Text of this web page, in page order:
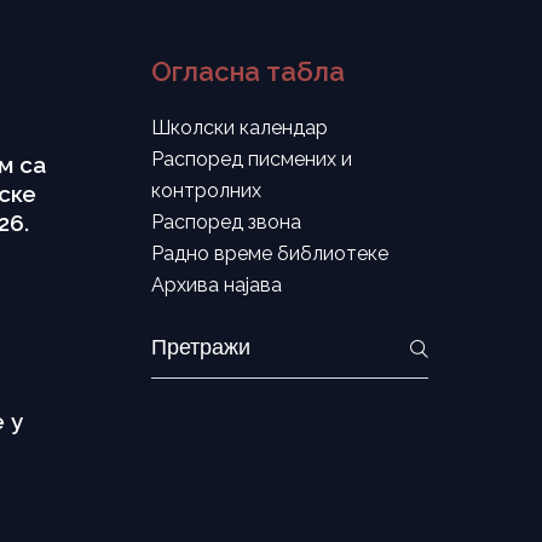
са
у
Огласна табла
Школски календар
Распоред писмених и
контролних
Распоред звона
Радно време библиотеке
Архива најава
Search
for: